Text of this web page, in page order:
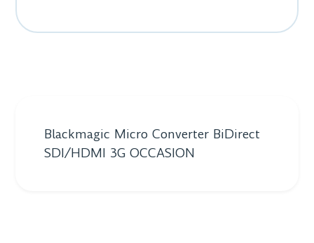
Blackmagic Micro Converter BiDirect
SDI/HDMI 3G OCCASION